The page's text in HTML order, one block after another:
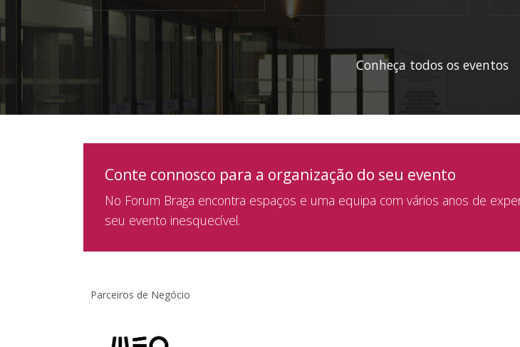
Conheça todos os eventos
Conte connosco para a organização do seu evento
No Forum Braga encontra espaços e uma equipa com vários anos de
seu evento inesquecível.
Parceiros de Negócio